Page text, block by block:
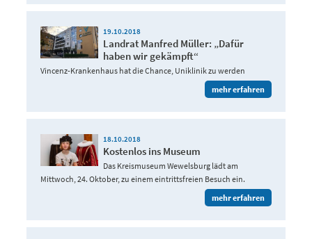
19.10.2018
Landrat Manfred Müller: „Dafür
haben wir gekämpft“
Vincenz-Krankenhaus hat die Chance, Uniklinik zu werden
mehr erfahren
18.10.2018
Kostenlos ins Museum
Das Kreismuseum Wewelsburg lädt am
Mittwoch, 24. Oktober, zu einem eintrittsfreien Besuch ein.
mehr erfahren